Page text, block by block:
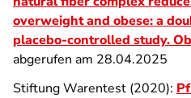
overweight and obese: a
placebo-controlled study.
abgerufen am 28.04.2025
Stiftung Warentest (2020):